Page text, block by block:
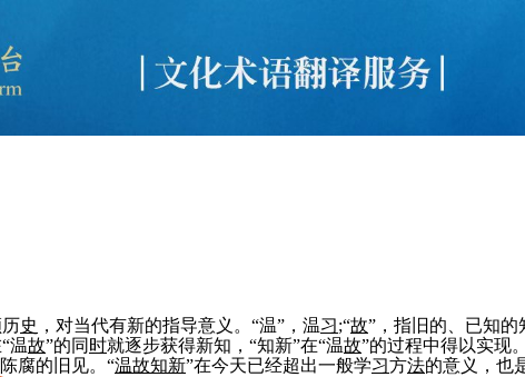
史 ，对当代有新的指导意义。“温”，温习;“故”，指旧的、已知的
温故”的同 时就逐步获得新知，“知新”在“温故”的过程中得以实现
腐的旧见。“温故知新”在今天已经超出一般学习方法的意义，也